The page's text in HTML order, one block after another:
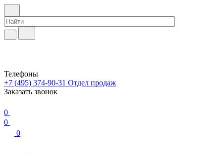
Телефоны
+7 (495) 374-90-31 Отдел продаж
Заказать звонок
0
0
0